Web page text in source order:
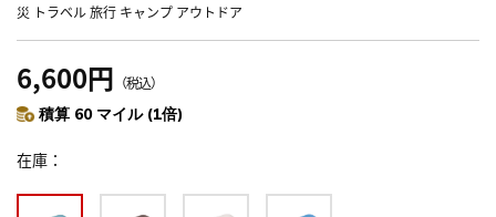
災 トラベル 旅行 キャンプ アウトドア
6,600円 （税込）
積算 60 マイル (1倍)
在庫